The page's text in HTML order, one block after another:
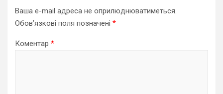
Ваша e-mail адреса не оприлюднюватиметься.
Обов’язкові поля позначені *
Коментар *